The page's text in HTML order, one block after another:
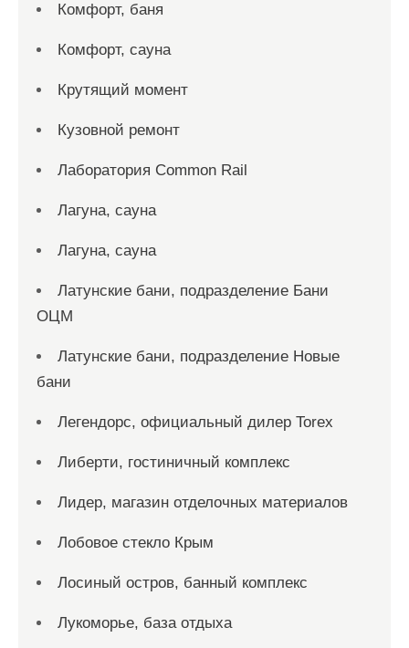
Комфорт, баня
Комфорт, сауна
Крутящий момент
Кузовной ремонт
Лаборатория Common Rail
Лагуна, сауна
Лагуна, сауна
Латунские бани, подразделение Бани
ОЦМ
Латунские бани, подразделение Новые
бани
Легендорс, официальный дилер Torex
Либерти, гостиничный комплекс
Лидер, магазин отделочных материалов
Лобовое стекло Крым
Лосиный остров, банный комплекс
Лукоморье, база отдыха